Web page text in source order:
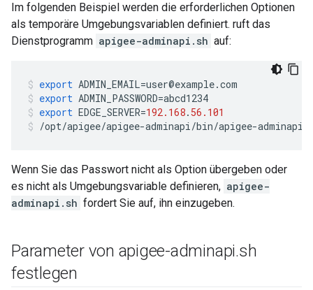
Im folgenden Beispiel werden die erforderlichen Optionen
als temporäre Umgebungsvariablen definiert. ruft das
Dienstprogramm apigee-adminapi.sh auf:
export ADMIN_EMAIL=user@example.com
export ADMIN_PASSWORD=abcd1234
export EDGE_SERVER=192.168. 56.101
/opt/apigee/apigee-adminapi/bin/apigee-adminapi
Wenn Sie das Passwort nicht als Option übergeben oder
es nicht als Umgebungsvariable definieren, apigee-
adminapi.sh fordert Sie auf, ihn einzugeben.
Parameter von apigee-adminapi.sh
festlegen